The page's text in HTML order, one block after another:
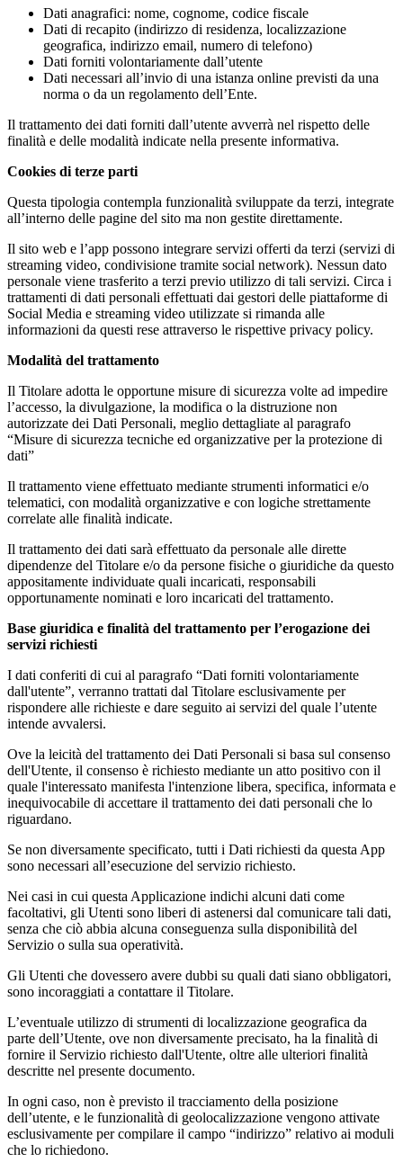
Dati anagrafici: nome, cognome, codice fiscale
Dati di recapito (indirizzo di residenza, localizzazione
geografica, indirizzo email, numero di telefono)
Dati forniti volontariamente dall’utente
Dati necessari all’invio di una istanza online previsti da una
norma o da un regolamento dell’Ente.
Il trattamento dei dati forniti dall’utente avverrà nel rispetto delle
finalità e delle modalità indicate nella presente informativa.
Cookies di terze parti
Questa tipologia contempla funzionalità sviluppate da terzi, integrate
all’interno delle pagine del sito ma non gestite direttamente.
Il sito web e l’app possono integrare servizi offerti da terzi (servizi di
streaming video, condivisione tramite social network). Nessun dato
personale viene trasferito a terzi previo utilizzo di tali servizi. Circa i
trattamenti di dati personali effettuati dai gestori delle piattaforme di
Social Media e streaming video utilizzate si rimanda alle
informazioni da questi rese attraverso le rispettive privacy policy.
Modalità del trattamento
Il Titolare adotta le opportune misure di sicurezza volte ad impedire
l’accesso, la divulgazione, la modifica o la distruzione non
autorizzate dei Dati Personali, meglio dettagliate al paragrafo
“Misure di sicurezza tecniche ed organizzative per la protezione di
dati”
Il trattamento viene effettuato mediante strumenti informatici e/o
telematici, con modalità organizzative e con logiche strettamente
correlate alle finalità indicate.
Il trattamento dei dati sarà effettuato da personale alle dirette
dipendenze del Titolare e/o da persone fisiche o giuridiche da questo
appositamente individuate quali incaricati, responsabili
opportunamente nominati e loro incaricati del trattamento.
Base giuridica e finalità del trattamento per l’erogazione dei
servizi richiesti
I dati conferiti di cui al paragrafo “Dati forniti volontariamente
dall'utente”, verranno trattati dal Titolare esclusivamente per
rispondere alle richieste e dare seguito ai servizi del quale l’utente
intende avvalersi.
Ove la leicità del trattamento dei Dati Personali si basa sul consenso
dell'Utente, il consenso è richiesto mediante un atto positivo con il
quale l'interessato manifesta l'intenzione libera, specifica, informata e
inequivocabile di accettare il trattamento dei dati personali che lo
riguardano.
Se non diversamente specificato, tutti i Dati richiesti da questa App
sono necessari all’esecuzione del servizio richiesto.
Nei casi in cui questa Applicazione indichi alcuni dati come
facoltativi, gli Utenti sono liberi di astenersi dal comunicare tali dati,
senza che ciò abbia alcuna conseguenza sulla disponibilità del
Servizio o sulla sua operatività.
Gli Utenti che dovessero avere dubbi su quali dati siano obbligatori,
sono incoraggiati a contattare il Titolare.
L’eventuale utilizzo di strumenti di localizzazione geografica da
parte dell’Utente, ove non diversamente precisato, ha la finalità di
fornire il Servizio richiesto dall'Utente, oltre alle ulteriori finalità
descritte nel presente documento.
In ogni caso, non è previsto il tracciamento della posizione
dell’utente, e le funzionalità di geolocalizzazione vengono attivate
esclusivamente per compilare il campo “indirizzo” relativo ai moduli
che lo richiedono.